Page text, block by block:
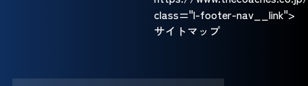
class="l-footer-nav__link">
サイトマップ